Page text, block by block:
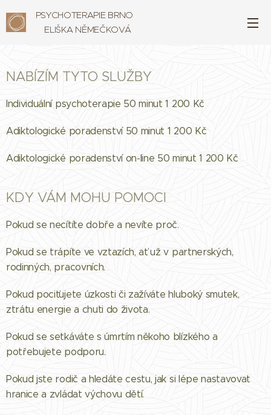
PSYCHOTERAPIE BRNO
ELIŠKA NĚMEČKOVÁ
NABÍZÍM TYTO SLUŽBY
Individuální psychoterapie 50 minut 1 200 Kč
Adiktologické poradenství 50 minut 1 200 Kč
Adiktologické poradenství on-line 50 minut 1 200 Kč
KDY VÁM MOHU POMOCI
Pokud se necítíte dobře a nevíte proč.
Pokud se trápíte ve vztazích, ať už v partnerských,
rodinných, pracovních.
Pokud pociťujete úzkosti či zažíváte hluboký smutek,
ztrátu energie a chuti do života.
Pokud se setkáváte s úmrtím někoho blízkého a
potřebujete podporu.
Pokud jste rodič a hledáte cestu, jak si lépe nastavovat
hranice a zvládat výchovu dětí.